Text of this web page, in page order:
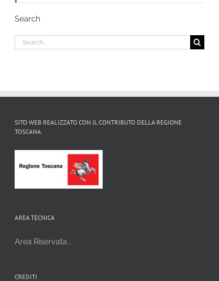
Search
Search
for:
SITO WEB REALIZZATO CON IL CONTRIBUTO DELLA REGIONE
TOSCANA.
AREA TECNICA
Area Riservata...
CREDITI